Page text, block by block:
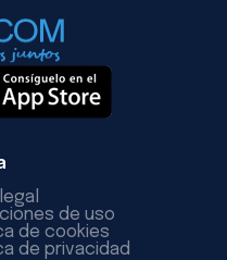
de uso
de cookies
de privacidad